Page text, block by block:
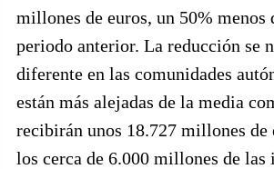
millones de euros, un 50% menos
periodo anterior. La reducción se
diferente en las comunidades
están más alejadas de la media
recibirán unos 18.727 millones de
los cerca de 6.000 millones de las